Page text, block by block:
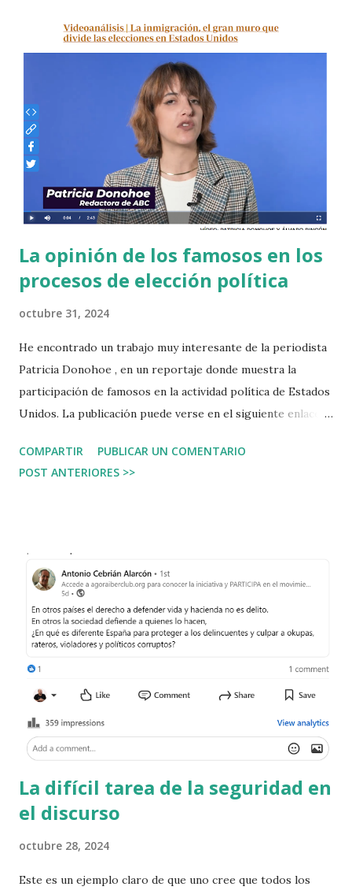
La opinión de los famosos en los
procesos de elección política
octubre 31, 2024
He encontrado un trabajo muy interesante de la periodista
Patricia Donohoe , en un reportaje donde muestra la
participación de famosos en la actividad política de Estados
Unidos. La publicación puede verse en el siguiente enlace:
voto-estrellas-elecciones-estados-unidos-
20241029092923-nt.html ¿Ser famoso es equivalente de
parece peligroso. Creo que es un riesgo para los artistas
identificarse con una corriente política, un día actuarán
representando otra cosa y será confuso para las personas,
y las críticas caerán porque s la sociedad que estamos
pero resultado de la fama. El mismo esfuerzo en una taxista
no provoca los mismos beneficios. ...
COMPARTIR
PUBLICAR UN COMENTARIO
POST ANTERIORES >>
La difícil tarea de la seguridad en
el discurso
octubre 28, 2024
Este es un ejemplo claro de que uno cree que todos los